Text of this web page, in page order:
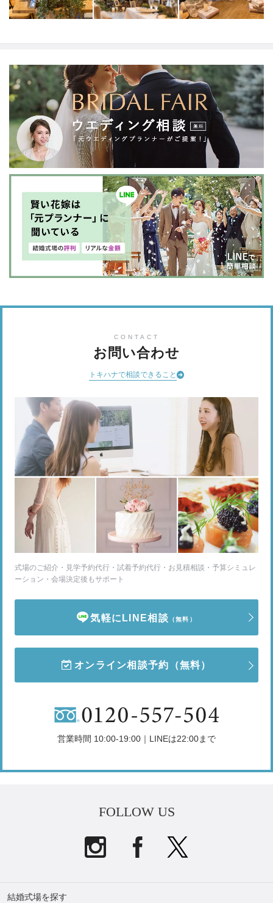
CONTACT
お問い合わせ
トキハナで相談できること
式場のご紹介・見学予約代行・試着予約代行・お見積相談・予算シミュレ
ーション・会場決定後もサポート
気軽にLINE相談 （無料）
オンライン相談予約 （無料）
営業時間 10:00-19:00｜LINEは22:00まで
FOLLOW US
結婚式場を探す